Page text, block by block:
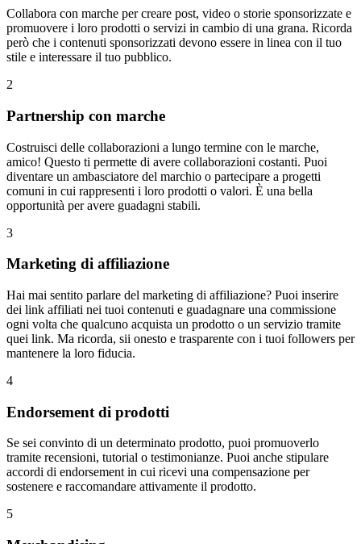
Collabora con marche per creare post, video o storie sponsorizzate e
promuovere i loro prodotti o servizi in cambio di una grana. Ricorda
però che i contenuti sponsorizzati devono essere in linea con il tuo
stile e interessare il tuo pubblico.
2
Partnership con marche
Costruisci delle collaborazioni a lungo termine con le marche,
amico! Questo ti permette di avere collaborazioni costanti. Puoi
diventare un ambasciatore del marchio o partecipare a progetti
comuni in cui rappresenti i loro prodotti o valori. È una bella
opportunità per avere guadagni stabili.
3
Marketing di affiliazione
Hai mai sentito parlare del marketing di affiliazione? Puoi inserire
dei link affiliati nei tuoi contenuti e guadagnare una commissione
ogni volta che qualcuno acquista un prodotto o un servizio tramite
quei link. Ma ricorda, sii onesto e trasparente con i tuoi followers per
mantenere la loro fiducia.
4
Endorsement di prodotti
Se sei convinto di un determinato prodotto, puoi promuoverlo
tramite recensioni, tutorial o testimonianze. Puoi anche stipulare
accordi di endorsement in cui ricevi una compensazione per
sostenere e raccomandare attivamente il prodotto.
5